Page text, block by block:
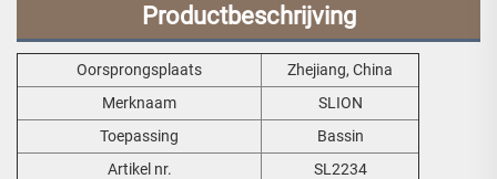
Productbeschrijving
Oorsprongsplaats
Zhejiang, China
Merknaam
SLION
Toepassing
Bassin
Artikel nr.
SL2234